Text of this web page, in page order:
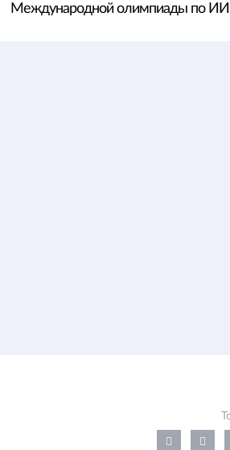
Международной олимпиады по ИИ